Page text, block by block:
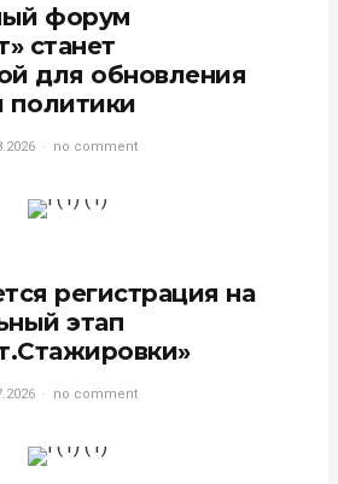
форум
станет
для обновления
политики
no comment
регистрация на
этап
no comment